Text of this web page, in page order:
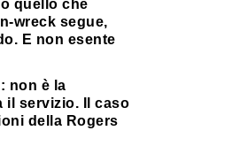
quello che
wreck segue,
E non esente
non è la
il servizio. Il caso
della Rogers